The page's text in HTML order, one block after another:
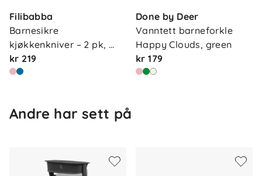
Filibabba
Barnesikre
kjøkkenkniver – 2 pk,
pin…
kr 219
Done by Deer
Vanntett barneforkle
Happy Clouds, green
kr 179
Andre har sett på